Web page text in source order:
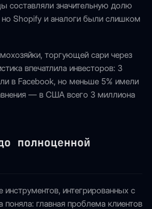
составляли значительную долю
но Shopify и аналоги были слишком
торгующей сари через
впечатлила инвесторов: 3
в Facebook, но меньше 5% имели
— в США всего 3 миллиона
полноценной
инструментов, интегрированных с
поняла: главная проблема клиентов